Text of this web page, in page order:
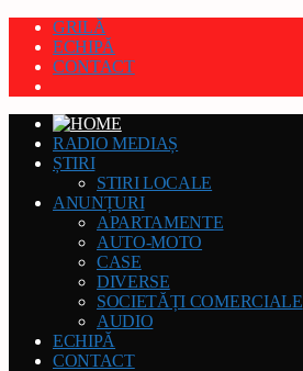
GRILĂ
ECHIPĂ
CONTACT
RADIO MEDIAȘ
ȘTIRI
STIRI LOCALE
ANUNȚURI
APARTAMENTE
AUTO-MOTO
CASE
DIVERSE
SOCIETĂȚI COMERCIALE
AUDIO
ECHIPĂ
CONTACT